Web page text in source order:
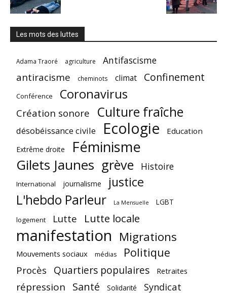
Les mots des luttes
Adama Traoré agriculture Antifascisme
antiracisme cheminots climat Confinement
Conférence Coronavirus
Création sonore Culture fraîche
désobéissance civile Ecologie Education
Extrême droite Féminisme
Gilets Jaunes grève Histoire
International journalisme justice
L'hebdo Parleur La Mensuelle
LGBT
logement
Lutte Lutte locale
manifestation Migrations
Mouvements sociaux médias Politique
Procès Quartiers populaires Retraites
répression Santé Solidarité Syndicat